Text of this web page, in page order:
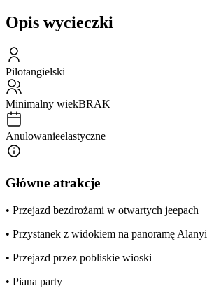
Opis wycieczki
Pilotangielski
Minimalny wiekBRAK
Anulowanieelastyczne
Główne atrakcje
• Przejazd bezdrożami w otwartych jeepach
• Przystanek z widokiem na panoramę Alanyi
• Przejazd przez pobliskie wioski
• Piana party